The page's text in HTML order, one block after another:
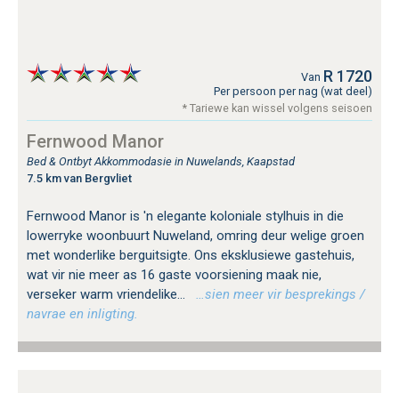
Van R 1720
Per persoon per nag (wat deel)
* Tariewe kan wissel volgens seisoen
Fernwood Manor
Bed & Ontbyt Akkommodasie in Nuwelands, Kaapstad
7.5 km van Bergvliet
Fernwood Manor is 'n elegante koloniale stylhuis in die
lowerryke woonbuurt Nuweland, omring deur welige groen
met wonderlike berguitsigte. Ons eksklusiewe gastehuis,
wat vir nie meer as 16 gaste voorsiening maak nie,
verseker warm vriendelike...
…sien meer vir besprekings /
navrae en inligting.